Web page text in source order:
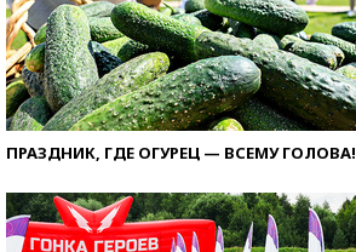
ПРАЗДНИК, ГДЕ ОГУРЕЦ — ВСЕМУ ГОЛОВА!